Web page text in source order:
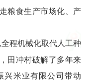
粮食生产市场化、产
程机械化取代人工种
田冲村破解了多年来
兴米业有限公司带动